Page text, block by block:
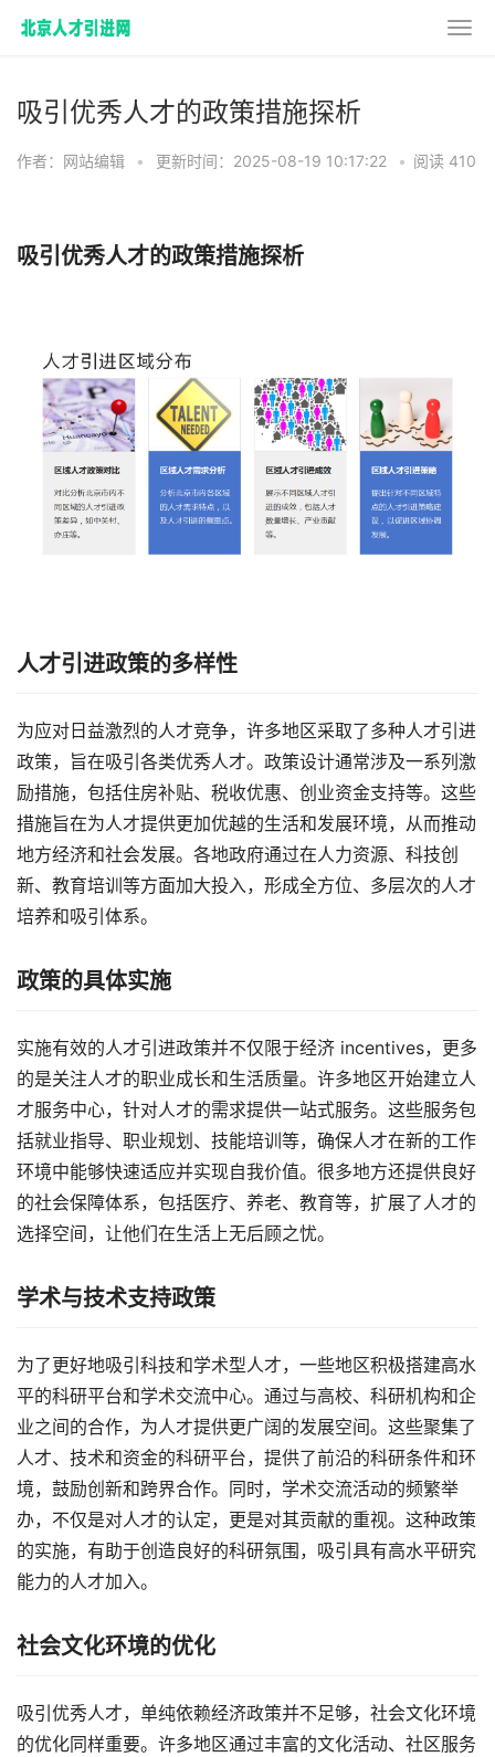
吸引优秀人才的政策措施探析
作者：网站编辑 • 更新时间：2025-08-19 10:17:22 • 阅读 410
吸引优秀人才的政策措施探析
人才引进政策的多样性
为应对日益激烈的人才竞争，许多地区采取了多种人才引进
政策，旨在吸引各类优秀人才。政策设计通常涉及一系列激
励措施，包括住房补贴、税收优惠、创业资金支持等。这些
措施旨在为人才提供更加优越的生活和发展环境，从而推动
地方经济和社会发展。各地政府通过在人力资源、科技创
新、教育培训等方面加大投入，形成全方位、多层次的人才
培养和吸引体系。
政策的具体实施
实施有效的人才引进政策并不仅限于经济 incentives，更多
的是关注人才的职业成长和生活质量。许多地区开始建立人
才服务中心，针对人才的需求提供一站式服务。这些服务包
括就业指导、职业规划、技能培训等，确保人才在新的工作
环境中能够快速适应并实现自我价值。很多地方还提供良好
的社会保障体系，包括医疗、养老、教育等，扩展了人才的
选择空间，让他们在生活上无后顾之忧。
学术与技术支持政策
为了更好地吸引科技和学术型人才，一些地区积极搭建高水
平的科研平台和学术交流中心。通过与高校、科研机构和企
业之间的合作，为人才提供更广阔的发展空间。这些聚集了
人才、技术和资金的科研平台，提供了前沿的科研条件和环
境，鼓励创新和跨界合作。同时，学术交流活动的频繁举
办，不仅是对人才的认定，更是对其贡献的重视。这种政策
的实施，有助于创造良好的科研氛围，吸引具有高水平研究
能力的人才加入。
社会文化环境的优化
吸引优秀人才，单纯依赖经济政策并不足够，社会文化环境
的优化同样重要。许多地区通过丰富的文化活动、社区服务